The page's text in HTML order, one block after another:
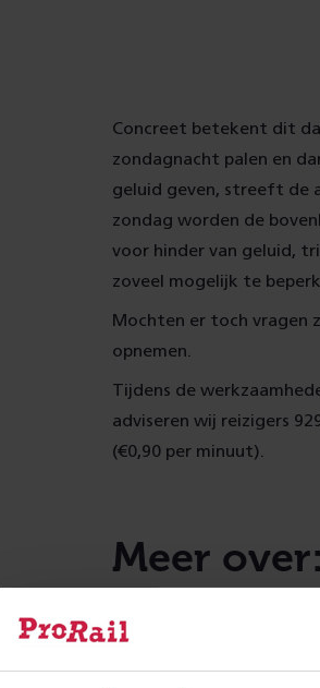
Concreet betekent dit
zondagnacht palen en
geluid geven, streeft de
zondag worden de
voor hinder van geluid,
zoveel mogelijk te
Mochten er toch vragen
opnemen.
Tijdens de
adviseren wij reizigers
(€0,90 per minuut).
Meer over: